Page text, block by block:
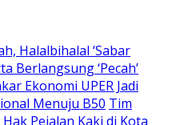
Halalbihalal ‘Sabar
Berlangsung ‘Pecah’
Ekonomi UPER Jadi
Menuju B50 Tim
Pejalan Kaki di Kota